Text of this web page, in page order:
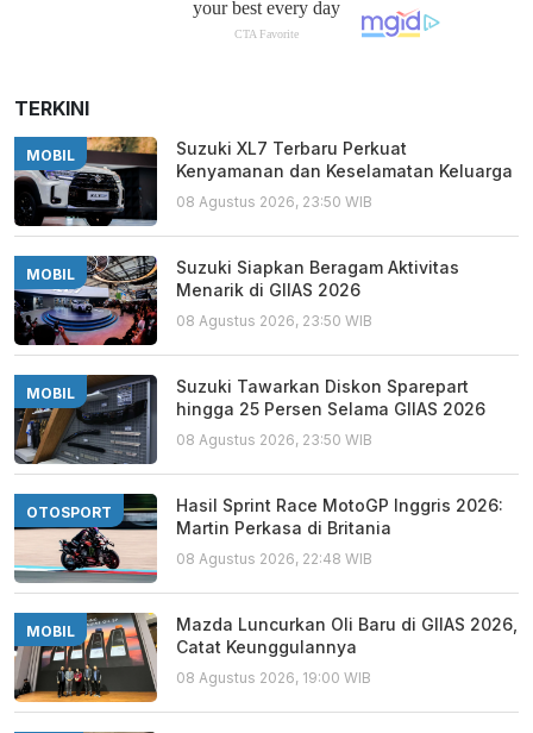
TERKINI
MOBIL
Suzuki XL7 Terbaru Perkuat
Kenyamanan dan Keselamatan Keluarga
08 Agustus 2026, 23:50 WIB
MOBIL
Suzuki Siapkan Beragam Aktivitas
Menarik di GIIAS 2026
08 Agustus 2026, 23:50 WIB
MOBIL
Suzuki Tawarkan Diskon Sparepart
hingga 25 Persen Selama GIIAS 2026
08 Agustus 2026, 23:50 WIB
OTOSPORT
Hasil Sprint Race MotoGP Inggris 2026:
Martin Perkasa di Britania
08 Agustus 2026, 22:48 WIB
MOBIL
Mazda Luncurkan Oli Baru di GIIAS 2026,
Catat Keunggulannya
08 Agustus 2026, 19:00 WIB